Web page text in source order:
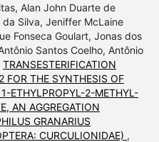
Alan John Duarte de
Silva, Jeniffer McLaine
Fonseca Goulart, Jonas dos
Santos Coelho, Antônio
TRANSESTERIFICATION
FOR THE SYNTHESIS OF
ETHYLPROPYL-2-METHYL-
AN AGGREGATION
GRANARIUS
CURCULIONIDAE) ,